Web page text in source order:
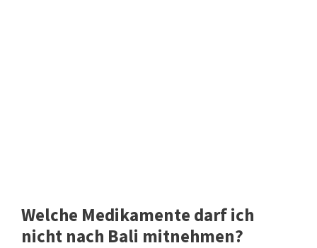
Welche Medikamente darf ich
nicht nach Bali mitnehmen?